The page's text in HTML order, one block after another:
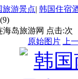
旅游景点| 韩国住宿
海岛旅游网 点击:次
原始图片
上